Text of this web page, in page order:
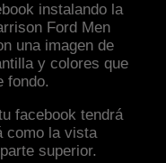
instalando la
Ford Men
una imagen de
y colores que
fondo.
facebook tendrá
como la vista
superior.